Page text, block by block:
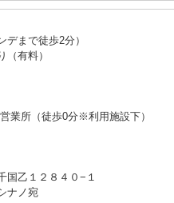
まで徒歩2分）
有料）
業所（徒歩0分※利用施設下）
乙１２８４０−１
ナノ宛